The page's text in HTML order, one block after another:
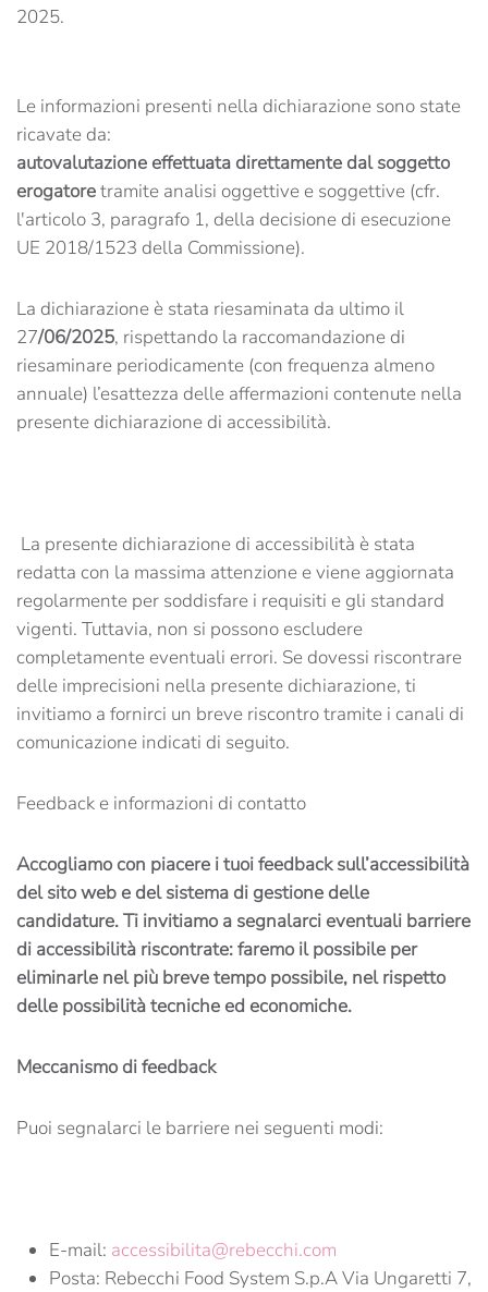
2025.
Le informazioni presenti nella dichiarazione sono state
ricavate da:
autovalutazione effettuata direttamente dal soggetto
erogatoretramite analisi oggettive e soggettive (cfr.
l'articolo 3, paragrafo 1, della decisione di esecuzione
UE 2018/1523 della Commissione).
La dichiarazione è stata riesaminata da ultimo il
27/06/2025, rispettando la raccomandazione di
riesaminare periodicamente (con frequenza almeno
annuale) l’esattezza delle affermazioni contenute nella
presente dichiarazione di accessibilità.
La presente dichiarazione di accessibilità è stata
redatta con la massima attenzione e viene aggiornata
regolarmente per soddisfare i requisiti e gli standard
vigenti. Tuttavia, non si possono escludere
completamente eventuali errori. Se dovessi riscontrare
delle imprecisioni nella presente dichiarazione, ti
invitiamo a fornirci un breve riscontro tramite i canali di
comunicazione indicati di seguito.
Feedback e informazioni di contatto
Accogliamo con piacere i tuoi feedback sull’accessibilità
del sito web e del sistema di gestione delle
candidature. Ti invitiamo a segnalarci eventuali barriere
di accessibilità riscontrate: faremo il possibile per
eliminarle nel più breve tempo possibile, nel rispetto
delle possibilità tecniche ed economiche.
Meccanismo di feedback
Puoi segnalarci le barriere nei seguenti modi:
E-mail: accessibilita@rebecchi.com
Posta: Rebecchi Food System S.p.A Via Ungaretti 7,